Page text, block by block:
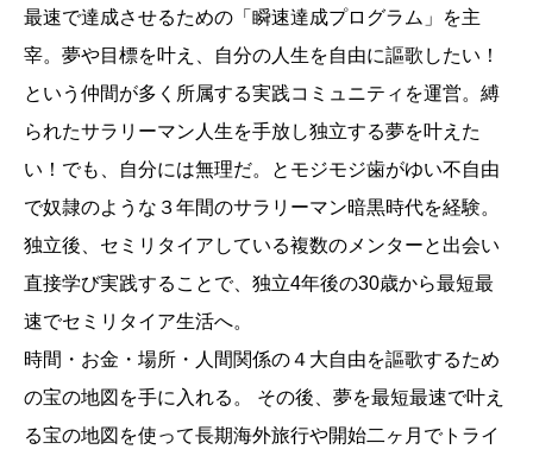
最速で達成させるための「瞬速達成プログラム」を主
宰。夢や目標を叶え、自分の人生を自由に謳歌したい！
という仲間が多く所属する実践コミュニティを運営。縛
られたサラリーマン人生を手放し独立する夢を叶えた
い！でも、自分には無理だ。とモジモジ歯がゆい不自由
で奴隷のような３年間のサラリーマン暗黒時代を経験。
独立後、セミリタイアしている複数のメンターと出会い
直接学び実践することで、独立4年後の30歳から最短最
速でセミリタイア生活へ。
時間・お金・場所・人間関係の４大自由を謳歌するため
の宝の地図を手に入れる。 その後、夢を最短最速で叶え
る宝の地図を使って長期海外旅行や開始二ヶ月でトライ